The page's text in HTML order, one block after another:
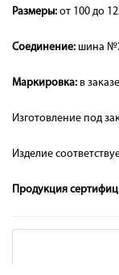
Размеры: от 100 до
Соединение: шина
Маркировка: в
Изготовление под
Изделие
Продукция